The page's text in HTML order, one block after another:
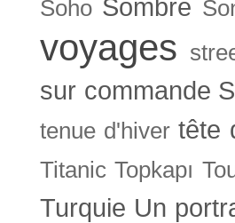
Soho Sombre
voyages
sur commande
tenue d'hiver tête
Titanic Topkapı
Turquie Un